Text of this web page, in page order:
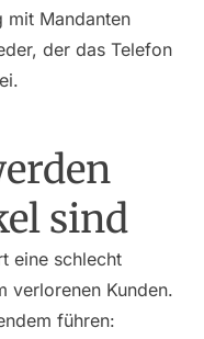
mit Mandanten
der das Telefon
sind
eine schlecht
verlorenen Kunden.
führen: